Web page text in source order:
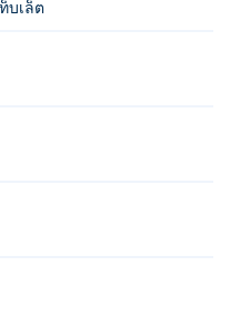
ร
พื่อดูรอบ ๆ
Climb the House?
เกมอื่นๆ ของพวกเขาได้ที่
บเล็ต